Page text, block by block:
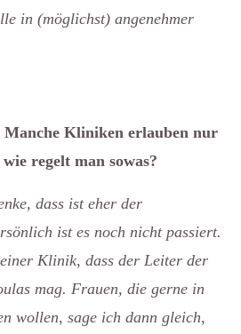
in (möglichst) angenehmer
Manche Kliniken erlauben nur
regelt man sowas?
dass ist eher der
ist es noch nicht passiert.
Klinik, dass der Leiter der
mag. Frauen, die gerne in
wollen, sage ich dann gleich,